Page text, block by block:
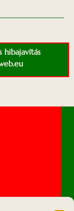
hibajavítás